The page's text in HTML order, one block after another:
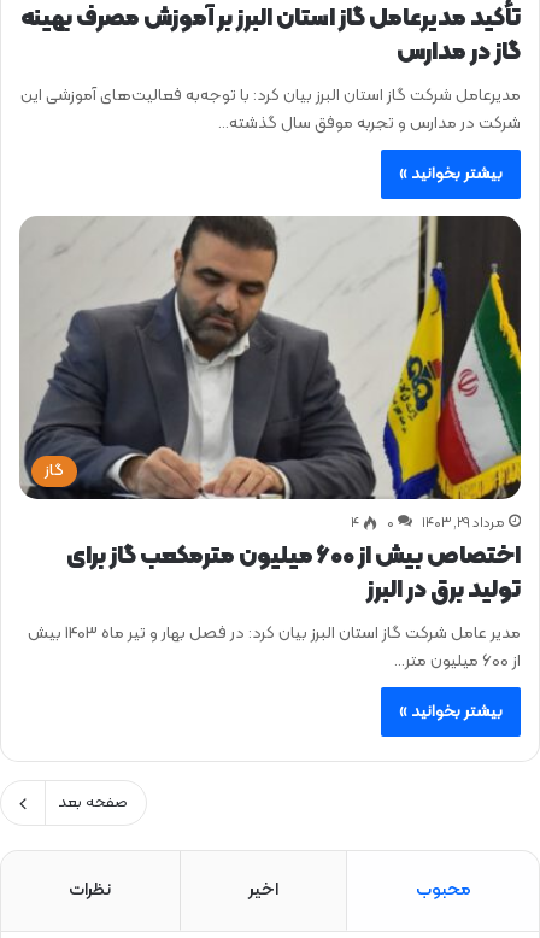
تأکید مدیرعامل گاز استان البرز بر آموزش مصرف بهینه
گاز در مدارس
مدیرعامل شرکت گاز استان البرز بیان کرد: با توجه‌به فعالیت‌های آموزشی این
شرکت در مدارس و تجربه موفق سال گذشته…
بیشتر بخوانید »
گاز
مرداد ۲۹, ۱۴۰۳ 0 ۴
اختصاص بیش از 600 میلیون مترمکعب گاز برای
تولید برق در البرز
مدیر عامل شرکت گاز استان البرز بیان کرد: در فصل بهار و تیر ماه 1403 بیش
از 600 میلیون متر…
بیشتر بخوانید »
صفحه بعد
محبوب اخیر نظرات